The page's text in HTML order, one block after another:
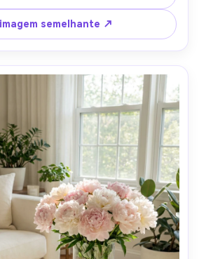
do dia suave, tirado em Canon R5,
interior plano estilo produto
de cores limpas-AR 4:5
semelhante ↗